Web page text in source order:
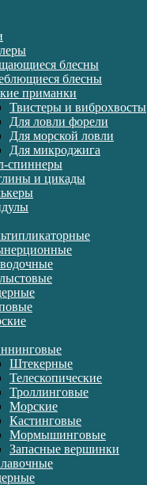
блесны
блесны
приманки
Твистеры и виброхвосты
Для ловли форели
Для морской ловли
Для микроджига
спиннеры
и цикады
Штекерные
Телескопические
Троллинговые
Морские
Кастинговые
Мормышинговые
Запасные вершинки